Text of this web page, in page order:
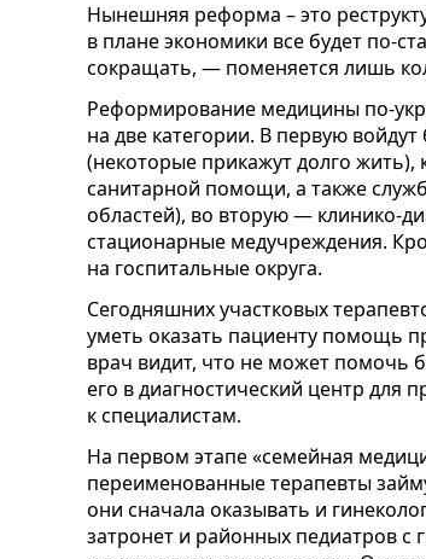
Нынешняя реформа – это
в плане экономики все будет по-
сокращать, — поменяется лишь
Реформирование медицины по-
на две категории. В первую
(некоторые прикажут долго
санитарной помощи, а также
областей), во вторую — клинико-
стационарные медучреждения.
на госпитальные округа.
Сегодняшних участковых
уметь оказать пациенту помощь
врач видит, что не может помочь
его в диагностический центр для
к специалистам.
На первом этапе «семейная
переименованные терапевты
они сначала оказывать и
затронет и районных педиатров с